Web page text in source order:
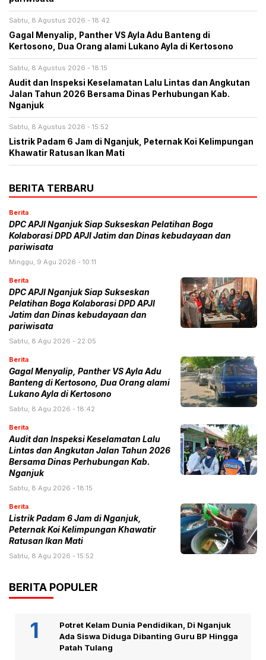
Sabtu, 8 Agustus 2026 - 18:42
Gagal Menyalip, Panther VS Ayla Adu Banteng di
Kertosono, Dua Orang alami Lukano Ayla di Kertosono
Sabtu, 8 Agustus 2026 - 18:15
Audit dan Inspeksi Keselamatan Lalu Lintas dan Angkutan
Jalan Tahun 2026 Bersama Dinas Perhubungan Kab.
Nganjuk
Sabtu, 8 Agustus 2026 - 15:52
Listrik Padam 6 Jam di Nganjuk, Peternak Koi Kelimpungan
Khawatir Ratusan Ikan Mati
BERITA TERBARU
Berita
DPC APJI Nganjuk Siap Sukseskan Pelatihan Boga
Kolaborasi DPD APJI Jatim dan Dinas kebudayaan dan
pariwisata
Minggu, 9 Agu 2026 - 10:11
Berita
DPC APJI Nganjuk Siap Sukseskan
Pelatihan Boga Kolaborasi DPD APJI
Jatim dan Dinas kebudayaan dan
pariwisata
Sabtu, 8 Agu 2026 - 22:05
Berita
Gagal Menyalip, Panther VS Ayla Adu
Banteng di Kertosono, Dua Orang alami
Lukano Ayla di Kertosono
Sabtu, 8 Agu 2026 - 18:42
Berita
Audit dan Inspeksi Keselamatan Lalu
Lintas dan Angkutan Jalan Tahun 2026
Bersama Dinas Perhubungan Kab.
Nganjuk
Sabtu, 8 Agu 2026 - 18:15
Berita
Listrik Padam 6 Jam di Nganjuk,
Peternak Koi Kelimpungan Khawatir
Ratusan Ikan Mati
Sabtu, 8 Agu 2026 - 15:52
BERITA POPULER
Potret Kelam Dunia Pendidikan, Di Nganjuk
Ada Siswa Diduga Dibanting Guru BP Hingga
Patah Tulang